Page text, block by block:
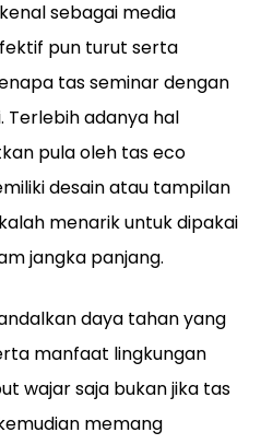
sebagai media
pun turut serta
tas seminar dengan
Terlebih adanya hal
pula oleh tas eco
desain atau tampilan
menarik untuk dipakai
jangka panjang.
daya tahan yang
manfaat lingkungan
wajar saja bukan jika tas
memang